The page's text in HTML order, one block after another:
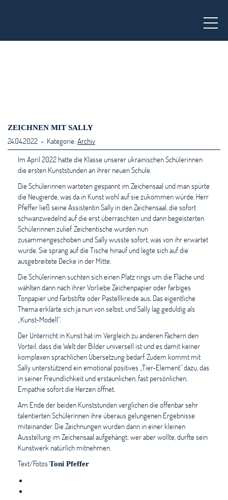
ZEICHNEN MIT SALLY
24.04.2022 - Kategorie: Archiv
Im April 2022 hatte die Klasse unserer ukrainischen Schülerinnen
die ersten Kunststunden an ihrer neuen Schule.
Die Schülerinnen warteten gespannt im Zeichensaal und man spürte
die Neugierde, was da in Kunst wohl auf sie zukommen würde. Herr
Pfeffer ließ seine Assistentin Sally in den Zeichensaal, die sofort
schwanzwedelnd auf die erst überraschten und dann begeisterten
Schülerinnen zulief. Zeichentische wurden nun
zusammengeschoben und Sally wusste sofort, was von ihr erwartet
wurde. Sie sprang auf die Tische hinauf und legte sich auf die
ausgebreitete Decke in der Mitte.
Die Schülerinnen suchten sich einen Platz rings um die Fläche und
wählten dann nach ihrer Vorliebe Zeichenpapier oder farbiges
Tonpapier und Farbstifte oder Pastellkreide aus. Das eigentliche
Thema erklärte sich ja nun von selbst, und Sally lag geduldig als
„Kunst-Modell“.
Der Unterricht in Kunst hat im Vergleich zu anderen Fächern den
Vorteil, dass die Welt der Bilder universell ist und es damit keiner
komplexen sprachlichen Übersetzung bedarf. Zudem kommt mit
Sally unterstützend ein emotional positives „Tier-Element“ dazu, das
in seiner Freundlichkeit und erstaunlichen, fast persönlichen,
Empathie sofort die Herzen öffnet.
Am Ende der beiden Kunststunden verglichen die offenbar sehr
talentierten Schülerinnen ihre überaus gelungenen Ergebnisse
miteinander. Die Zeichnungen wurden dann in einer kleinen
Ausstellung im Zeichensaal aufgehängt; wer aber wollte, durfte sein
Kunstwerk natürlich mitnehmen.
Text/FotosToni Pfeffer